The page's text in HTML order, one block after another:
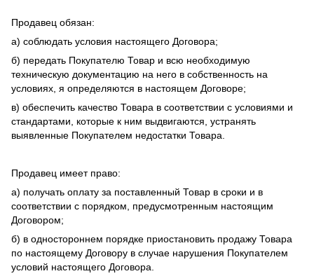
Продавец обязан:
а) соблюдать условия настоящего Договора;
б) передать Покупателю Товар и всю необходимую
техническую документацию на него в собственность на
условиях, я определяются в настоящем Договоре;
в) обеспечить качество Товара в соответствии с условиями и
стандартами, которые к ним выдвигаются, устранять
выявленные Покупателем недостатки Товара.
Продавец имеет право:
а) получать оплату за поставленный Товар в сроки и в
соответствии с порядком, предусмотренным настоящим
Договором;
б) в одностороннем порядке приостановить продажу Товара
по настоящему Договору в случае нарушения Покупателем
условий настоящего Договора.